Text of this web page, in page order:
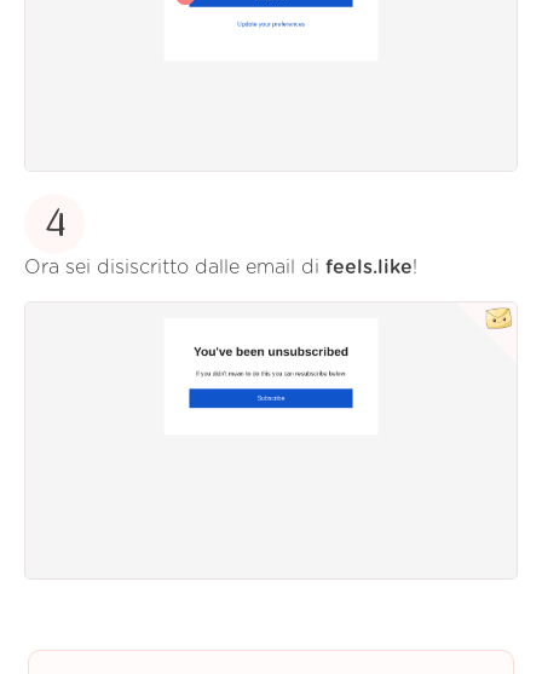
4
Ora sei disiscritto dalle email di feels.like!